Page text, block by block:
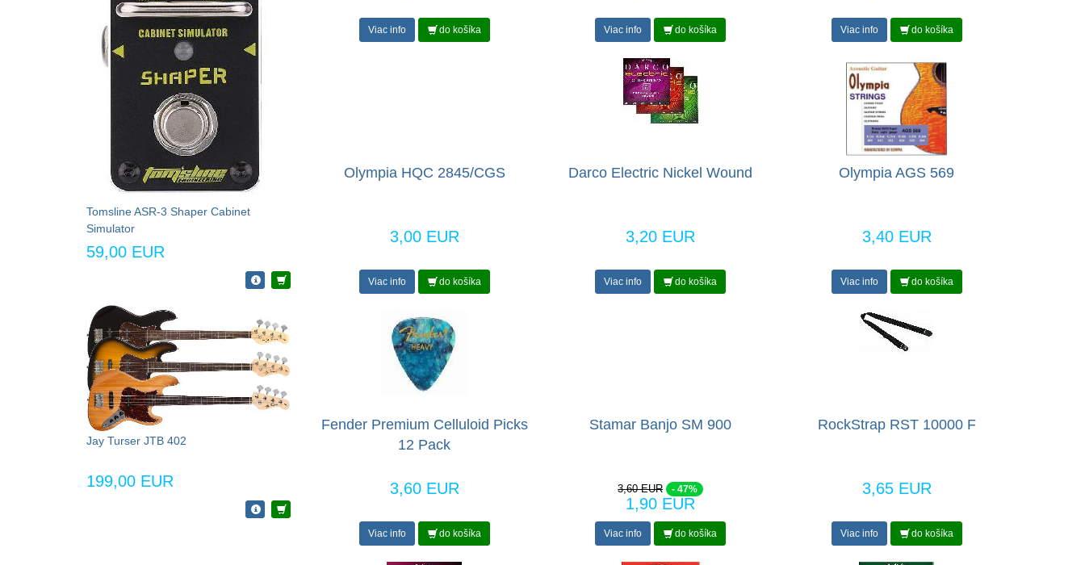
Tomsline ASR-3 Shaper Cabinet
Simulator
59,00 EUR
Jay Turser JTB 402
199,00 EUR
Viac info do košíka Viac info do košíka Viac info do košíka
Olympia HQC 2845/CGS
3,00 EUR
Viac info do košíka
Darco Electric Nickel Wound
3,20 EUR
Viac info do košíka
Olympia AGS 569
3,40 EUR
Viac info do košíka
Fender Premium Celluloid Picks
12 Pack
3,60 EUR
Viac info do košíka
Stamar Banjo SM 900
3,60 EUR - 47%
1,90 EUR
Viac info do košíka
RockStrap RST 10000 F
3,65 EUR
Viac info do košíka